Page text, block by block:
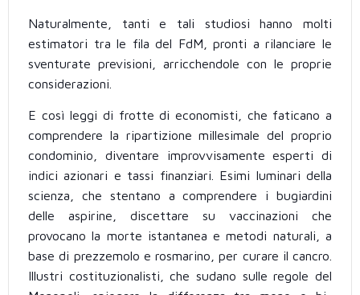
Naturalmente, tanti e tali studiosi hanno molti
estimatori tra le fila del FdM, pronti a rilanciare le
sventurate previsioni, arricchendole con le proprie
considerazioni.
E così leggi di frotte di economisti, che faticano a
comprendere la ripartizione millesimale del proprio
condominio, diventare improvvisamente esperti di
indici azionari e tassi finanziari. Esimi luminari della
scienza, che stentano a comprendere i bugiardini
delle aspirine, discettare su vaccinazioni che
provocano la morte istantanea e metodi naturali, a
base di prezzemolo e rosmarino, per curare il cancro.
Illustri costituzionalisti, che sudano sulle regole del